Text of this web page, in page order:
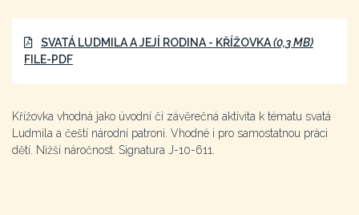
SVATÁ LUDMILA A JEJÍ RODINA - KŘÍŽOVKA(0,3 MB)
FILE-PDF
Křížovka vhodná jako úvodní či závěrečná aktivita k tématu svatá
Ludmila a čeští národní patroni. Vhodné i pro samostatnou práci
dětí. Nižší náročnost. Signatura J-10-611.